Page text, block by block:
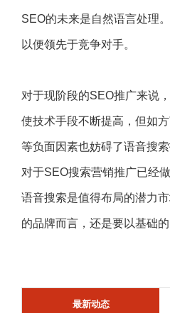
SEO的未来是自然语言处理
以便领先于竞争对手。
对于现阶段的SEO推广来说
使技术手段不断提高，但如
等负面因素也妨碍了语音搜索
对于SEO搜索营销推广已经
语音搜索是值得布局的潜力
的品牌而言，还是要以基础的
最新动态